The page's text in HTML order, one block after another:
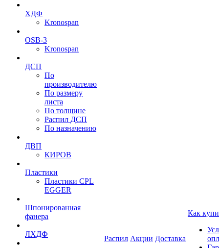
ХДФ
Kronospan
OSB-3
Kronospan
ДСП
По
производителю
По размеру
листа
По толщине
Распил ДСП
По назначению
ДВП
КИРОВ
Пластики
Пластики CPL
EGGER
Шпонированная
фанера
ЛХДФ
Распил Акции Доставка
Как